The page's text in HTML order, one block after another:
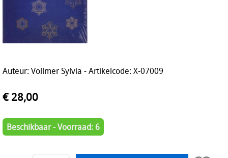
Auteur: Vollmer Sylvia - Artikelcode: X-07009
€ 28,00
Beschikbaar - Voorraad: 6